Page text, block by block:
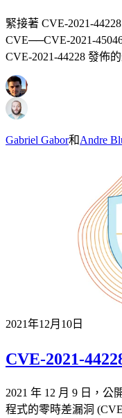
緊接著 CVE-2021-
CVE──CVE-2021-
CVE-2021-44228 發佈
Gabriel Gabor和Andre
2021年12月10日
CVE-2021-
2021 年 12 月 9 日，公
程式的零時差漏洞